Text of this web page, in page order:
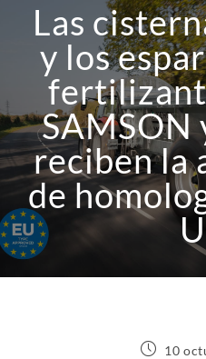
Las
y los
SAMSON
reciben la
de
10